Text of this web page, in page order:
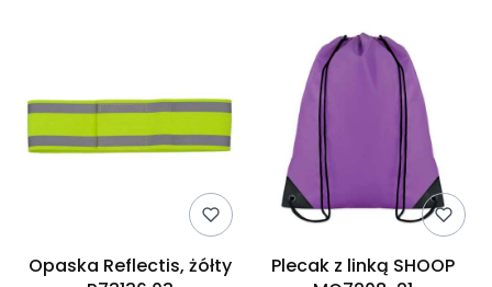
Opaska Reflectis, żółty
Plecak z linką SHOOP